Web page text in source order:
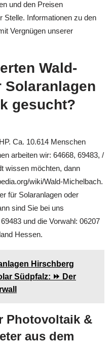
und den Preisen
Stelle. Informationen zu den
Vergnügen unserer
Wald-
gesucht?
Ca. 10.614 Menschen
arbeiten wir: 64668, 69483, /
wissen möchten, dann
wiki/Wald-Michelbach.
für Solaranlagen oder
sind Sie bei uns
und die Vorwahl: 06207
Hessen.
Hirschberg
Südpfalz: ⏩ Der
Photovoltaik &
aus dem